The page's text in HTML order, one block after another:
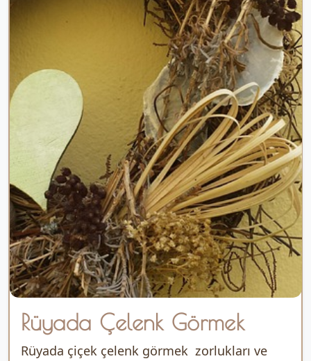
Rüyada Çelenk Görmek
Rüyada çiçek çelenk görmek zorlukları ve